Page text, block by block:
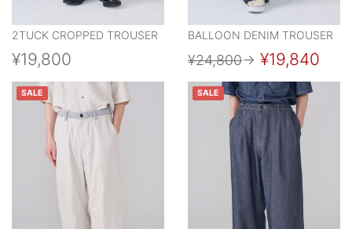
2TUCK CROPPED TROUSER
¥19,800
BALLOON DENIM TROUSER
¥24,800→ ¥19,840
SALE SALE